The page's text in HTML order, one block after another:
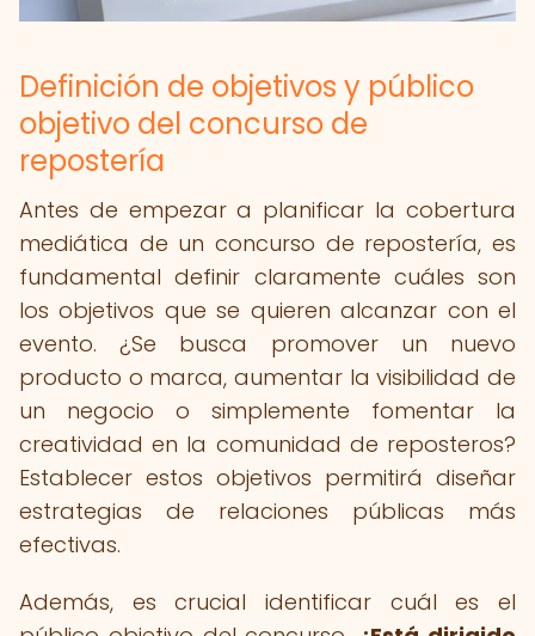
Definición de objetivos y público
objetivo del concurso de
repostería
Antes de empezar a planificar la cobertura
mediática de un concurso de repostería, es
fundamental definir claramente cuáles son
los objetivos que se quieren alcanzar con el
evento. ¿Se busca promover un nuevo
producto o marca, aumentar la visibilidad de
un negocio o simplemente fomentar la
creatividad en la comunidad de reposteros?
Establecer estos objetivos permitirá diseñar
estrategias de relaciones públicas más
efectivas.
Además, es crucial identificar cuál es el